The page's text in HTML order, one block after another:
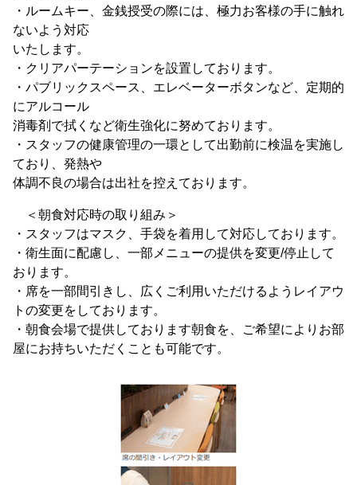
・ルームキー、金銭授受の際には、極力お客様の手に触れ
ないよう対応
いたします。
・クリアパーテーションを設置しております。
・パブリックスペース、エレベーターボタンなど、定期的
にアルコール
消毒剤で拭くなど衛生強化に努めております。
・スタッフの健康管理の一環として出勤前に検温を実施し
ており、発熱や
体調不良の場合は出社を控えております。
＜朝食対応時の取り組み＞
・スタッフはマスク、手袋を着用して対応しております。
・衛生面に配慮し、一部メニューの提供を変更/停止して
おります。
・席を一部間引きし、広くご利用いただけるようレイアウ
トの変更をしております。
・朝食会場で提供しております朝食を、ご希望によりお部
屋にお持ちいただくことも可能です。